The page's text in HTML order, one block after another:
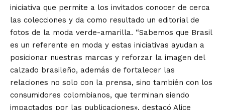
iniciativa que permite a los invitados conocer de cerca
las colecciones y da como resultado un editorial de
fotos de la moda verde-amarilla. “Sabemos que Brasil
es un referente en moda y estas iniciativas ayudan a
posicionar nuestras marcas y reforzar la imagen del
calzado brasileño, además de fortalecer las
relaciones no solo con la prensa, sino también con los
consumidores colombianos, que terminan siendo
impactados por las publicaciones», destacó Alice